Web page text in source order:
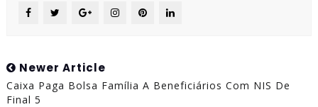
Newer Article
Caixa Paga Bolsa Família A Beneficiários Com NIS De
Final 5